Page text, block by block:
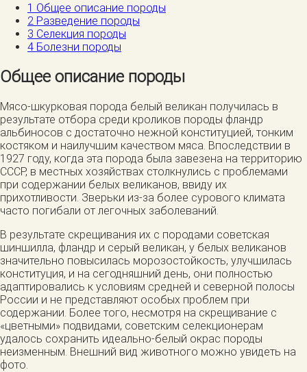
1 Общее описание породы
2 Разведение породы
3 Селекция породы
4 Болезни породы
Общее описание породы
Мясо-шкурковая порода белый великан получилась в
результате отбора среди кроликов породы фландр
альбиносов с достаточно нежной конституцией, тонким
костяком и наилучшим качеством мяса. Впоследствии в
1927 году, когда эта порода была завезена на территорию
СССР, в местных хозяйствах столкнулись с проблемами
при содержании белых великанов, ввиду их
прихотливости. Зверьки из-за более сурового климата
часто погибали от легочных заболеваний.
В результате скрещивания их с породами советская
шиншилла, фландр и серый великан, у белых великанов
значительно повысилась морозостойкость, улучшилась
конституция, и на сегодняшний день, они полностью
адаптировались к условиям средней и северной полосы
России и не представляют особых проблем при
содержании. Более того, несмотря на скрещивание с
«цветными» подвидами, советским селекционерам
удалось сохранить идеально-белый окрас породы
неизменным. Внешний вид животного можно увидеть на
фото.